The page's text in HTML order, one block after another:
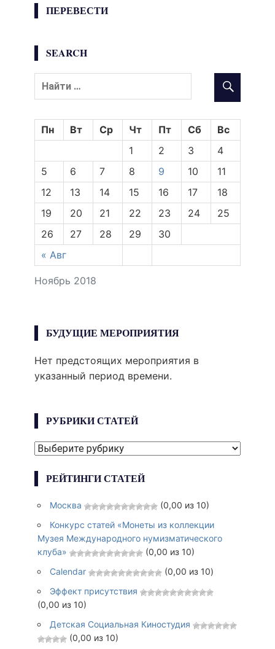
ПЕРЕВЕСТИ
SEARCH
Ноябрь 2018
Пн Вт Ср Чт Пт Сб Вс
« Авг
1 2 3
4
5
6 7 8 9 10
11
12
13 14 15 16 17
18
19
20 21 22 23 24
25
26
27 28 29 30
БУДУЩИЕ МЕРОПРИЯТИЯ
Нет предстоящих мероприятия в
указанный период времени.
РУБРИКИ СТАТЕЙ
РУБРИКИ
РЕЙТИНГИ СТАТЕЙ
Москва
(0,00 из 10)
Конкурс статей «Монеты из коллекции
Музея Международного нумизматического
клуба»
(0,00 из 10)
Calendar
(0,00 из 10)
Эффект присутствия
(0,00 из 10)
Детская Социальная Киностудия
(0,00 из 10)